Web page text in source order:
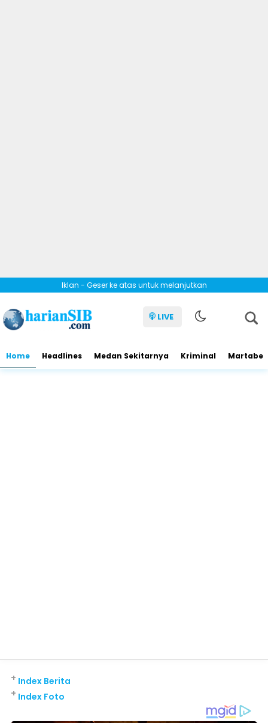
Iklan - Geser ke atas untuk melanjutkan
LIVE
Home Headlines Medan Sekitarnya Kriminal Martabe
Index Berita
+
Index Foto
+